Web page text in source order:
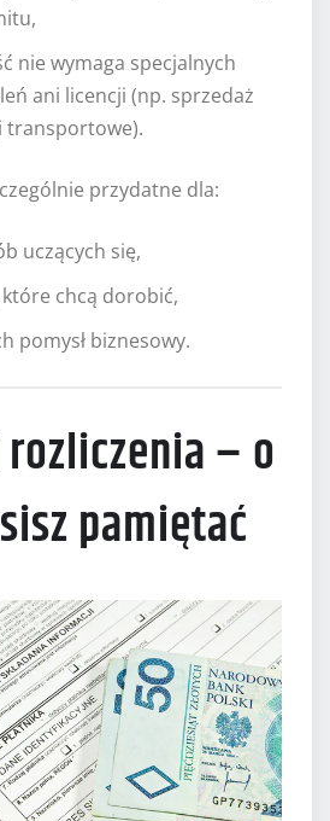
nie wymaga specjalnych
ani licencji (np. sprzedaż
transportowe).
przydatne dla:
uczących się,
chcą dorobić,
pomysł biznesowy.
– o
pamiętać